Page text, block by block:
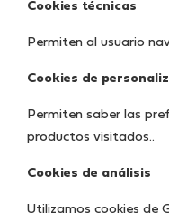
Cookies técnicas
Permiten al usuario
Cookies de
Permiten saber las
productos visitados..
Cookies de análisis
Utilizamos cookies de